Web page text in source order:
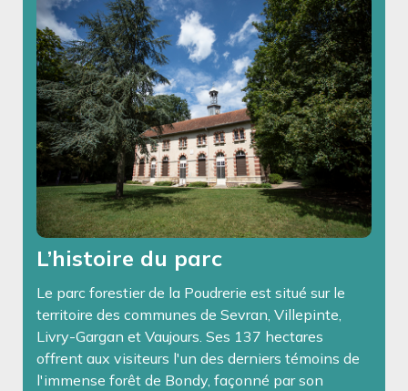
L’histoire du parc
Le parc forestier de la Poudrerie est situé sur le
territoire des communes de Sevran, Villepinte,
Livry-Gargan et Vaujours. Ses 137 hectares
offrent aux visiteurs l'un des derniers témoins de
l'immense forêt de Bondy, façonné par son